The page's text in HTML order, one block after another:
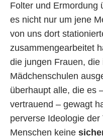
Folter und Ermordung
es nicht nur um jene
von uns dort
zusammengearbeitet
die jungen Frauen,
Mädchenschulen
überhaupt alle, die es
vertrauend – gewagt
perverse Ideologie
Menschen keine